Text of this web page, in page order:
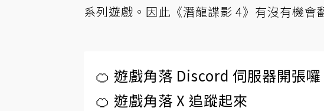
系列遊戲。因此《潛龍諜影 4》有沒有機會
🍊 遊戲角落 Discord 伺服器開張囉
🍊 遊戲角落 X 追蹤起來